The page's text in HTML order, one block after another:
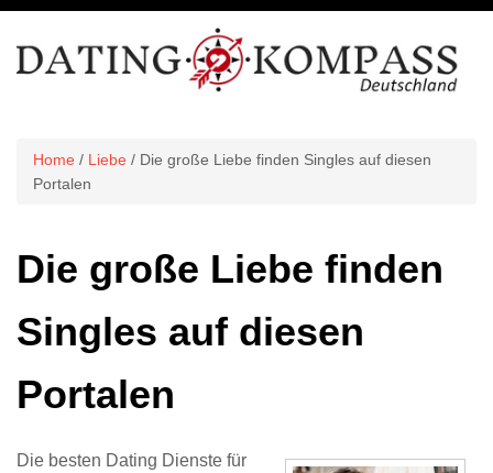
Home / Liebe / Die große Liebe finden Singles auf diesen
Portalen
Die große Liebe finden
Singles auf diesen
Portalen
Die besten Dating Dienste für